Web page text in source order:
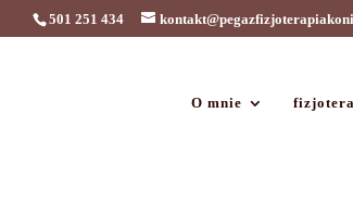
501 251 434
O mnie